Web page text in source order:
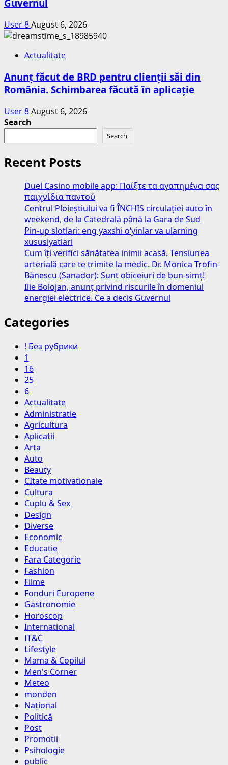
Guvernul
User 8August 6, 2026
Actualitate
Anunț făcut de BRD pentru clienții săi din
România. Schimbarea făcută în aplicație
User 8August 6, 2026
Search
Search
Recent Posts
Duel Casino mobile app: Παίξτε τα αγαπημένα σας
παιχνίδια παντού
Centrul Ploieștiului va fi ÎNCHIS circulației auto în
weekend, de la Catedrală până la Gara de Sud
Pin-up slotlari: eng yaxshi o‘yinlar va ularning
xususiyatlari
Cum îți verifici sănătatea inimii acasă. Tensiunea
arterială care te trimite la medic. Dr. Monica Trofin-
Bănescu (Sanador): Sunt obiceiuri de bun-simț!
Ilie Bolojan, anunț privind riscurile în domeniul
energiei electrice. Ce a decis Guvernul
Categories
! Без рубрики
1
16
25
6
Actualitate
Administratie
Agricultura
Aplicatii
Arta
Auto
Beauty
CItate motivationale
Cultura
Cuplu & Sex
Design
Diverse
Economic
Educatie
Fara Categorie
Fashion
Filme
Fonduri Europene
Gastronomie
Horoscop
International
IT&C
Lifestyle
Mama & Copilul
Men's Corner
Meteo
monden
Național
Politică
Post
Promotii
Psihologie
public